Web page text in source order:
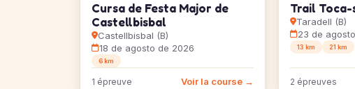
Cursa de Festa Major de
Castellbisbal
Castellbisbal (B)
18 de agosto de 2026
6 km
1 épreuve Voir la course →
Trail
Taradell (B)
23 de
13 km 21 km
2 épreuves